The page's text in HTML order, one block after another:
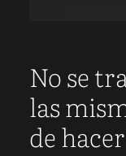
No se
las
de